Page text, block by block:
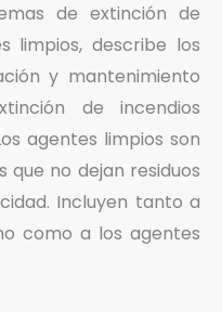
de extinción de
limpios, describe los
y mantenimiento
de incendios
agentes limpios son
que no dejan residuos
Incluyen tanto a
como a los agentes